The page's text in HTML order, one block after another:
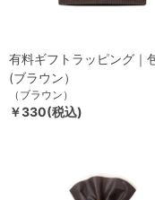
有料ギフトラッピング｜
(ブラウン）
（ブラウン）
￥330(税込)